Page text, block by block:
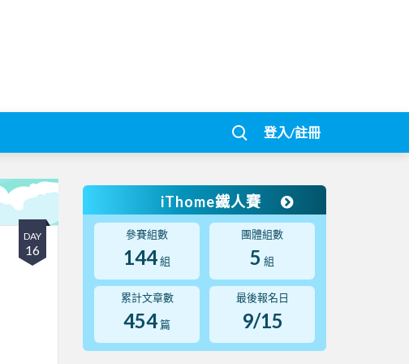
登入/註冊
DAY
16
iThome鐵人賽
參賽組數
144組
團體組數
5 組
累計文章數
454 篇
最後報名日
9/15